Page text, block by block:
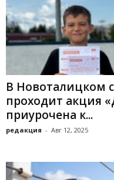
В Новоталицком
проходит акция
приурочена к...
редакция - Авг 12, 2025